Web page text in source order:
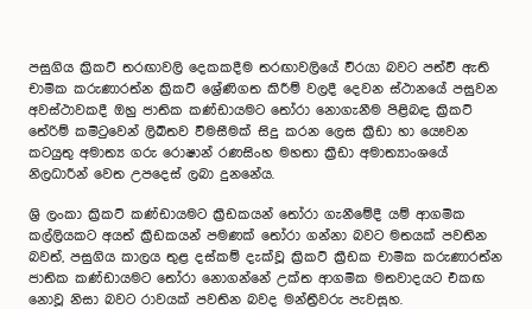
පසුගිය ක්‍රිකට් තරඟාවලි දෙකකදීම තරඟාවලියේ වීරයා බවට පත්වී ඇති
චාමික කරුණාරත්න ක්‍රිකට් ශ්‍රේණිගත කිරීම් වලදී දෙවන ස්ථානයේ පසුවන
අවස්ථාවකදී ඔහු ජාතික කණ්ඩායමට තෝරා නොගැනීම පිළිබඳ ක්‍රිකට්
තේරිම් කමිටුවෙන් ලිඛිතව විමසීමක් සිදු කරන ලෙස ක්‍රීඩා හා යෞවන
කටයුතු අමාත්‍ය ගරු රොෂාන් රණසිංහ මහතා ක්‍රීඩා අමාත්‍යාංශයේ
නිලධාරීන් වෙත උපදෙස් ලබා දුනනේය.
ශ්‍රි ලංකා ක්‍රිකට් කණ්ඩායමට ක්‍රීඩකයන් තෝරා ගැනීමේදී යම් ආගමික
කල්ලියකට අයත් ක්‍රීඩකයන් පමණක් තෝරා ගන්නා බවට මතයක් පවතින
බවත්, පසුගිය කාලය තුළ දස්කම් දැක්වූ ක්‍රිකට් ක්‍රීඩක චාමික කරුණාරත්න
ජාතික කණ්ඩායමට තෝරා නොගන්නේ උක්ත ආගමික මතවාදයට එකඟ
නොවූ නිසා බවට රාවයක් පවතින බවද මන්ත්‍රීවරු පැවසූහ.